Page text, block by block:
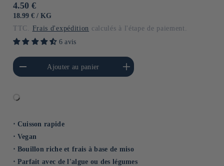
Prix
habituel
4.50 €
PRIX
18.99 € / PAR
KG
TTC. Frais d'expédition calculés à l'étape de paiement.
6 avis
quantité de Default
Title
Ajouter au panier
Augmenter la quantité de
Default Title
⋅ Cuisson rapide
⋅ Vegan
⋅ Bouillon riche et frais à base de miso
⋅ Parfait avec de l'algue ou des légumes